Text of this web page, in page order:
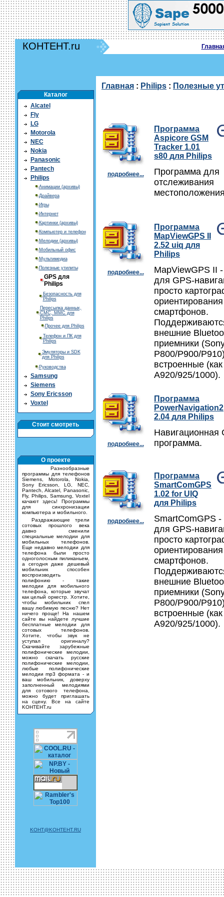
КОНТЕНТ.ru
Каталог
Alcatel
Fly
LG
Motorola
NEC
Nokia
Panasonic
Pantech
Philips
Анимации (архивы)
Драйвера
Игры
Интернет
Картинки (архивы)
Компьютер и телефон
Мелодии (архивы)
Мобильный офис
Мультимедиа
Полезные утилиты
GPS для
Philips
Безопасность для
Philips
Пересылка данных,
СМС, ММС для
Philips
Прочее для Philips
Телефон и ПК для
Philips
Эмуляторы и SDK
для Philips
Руководства
Samsung
Siemens
Sony Ericsson
Voxtel
Стоит смотреть
О проекте
Разнообразные
программы для телефонов
Siemens, Motorola, Nokia,
Sony Ericsson, LG, NEC,
Pantech, Alcatel, Panasonic,
Fly, Philips, Samsung, Voxtel
качают здесь! Программы
для синхронизации
компьютера и мобильного.
Раздражающие трели
сотовых прошлого века
давно сменили
специальные мелодии для
мобильных телефонов.
Еще недавно мелодии для
телефона были просто
одноголосным пиликаньем,
а сегодня даже дешевый
мобильник способен
воспроизводить
полифонию - такие
мелодии для мобильного
телефона, которые звучат
как целый оркестр. Хотите,
чтобы мобильник спел
вашу любимую песню? Нет
ничего проще! На нашем
сайте вы найдете лучшие
бесплатные мелодии для
сотовых телефонов.
Хотите, чтобы звук не
уступал оригиналу?
Скачивайте зарубежные
полифонические мелодии,
можно скачать русские
полифонические мелодии,
любые полифонические
мелодии mp3 формата - и
ваш мобильник, доверху
заполненный мелодиями
для сотового телефона,
можно будет приглашать
на сцену. Все на сайте
KOHTEHT.ru
KOHT@KOHTEHT.RU
Главная : Philips : Полезные
подробнее...
Программа
Aspicore GSM
Tracker 1.01
s80 для Philips
Программа для
отслеживания
подробнее...
Программа
MapViewGPS II
2.52 uiq для
Philips
MapViewGPS II
для GPS-
просто
смартфонов.
внешние
приемники
P800/P900/
встроенные
A920/925/1000).
подробнее...
Программа
PowerNavigation2
2.04 для Philips
Навигационная
программа.
подробнее...
Программа
SmartComGPS
1.02 for UIQ
для Philips
SmartComGPS
для GPS-
просто
смартфонов.
внешние
приемники
P800/P900/
встроенные
A920/925/1000).